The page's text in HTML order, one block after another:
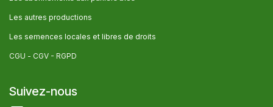
Les autres producti​ons
Les semences locales et libres de droits
CGU - CGV - RGPD
Suivez-nous